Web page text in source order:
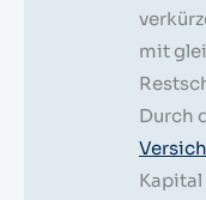
mit
Durch
Kapital